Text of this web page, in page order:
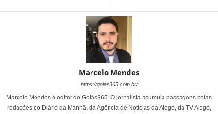
Marcelo Mendes
https://goias365.com.br/
Marcelo Mendes é editor do Goiás365. O jornalista acumula passagens pelas
redações do Diário da Manhã, da Agência de Notícias da Alego, da TV Alego,